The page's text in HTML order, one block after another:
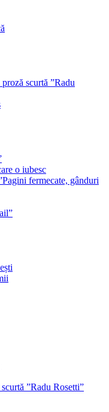
scurtă ”Radu
o iubesc
fermecate, gânduri
”Radu Rosetti”